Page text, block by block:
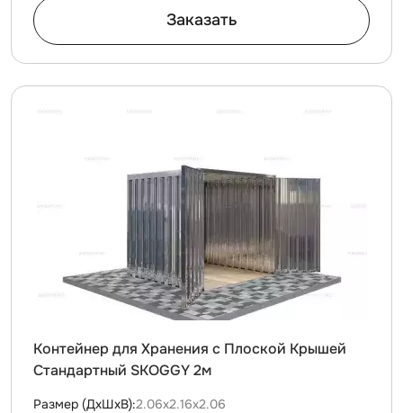
Заказать
Контейнер для Хранения с Плоской Крышей
Стандартный SKOGGY 2м
Размер (ДxШxВ):2.06х2.16х2.06